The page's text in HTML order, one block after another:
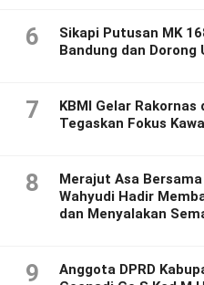
6
Sikapi Putusan MK
Bandung dan Dorong
7
KBMI Gelar Rakornas
Tegaskan Fokus
8
Merajut Asa
Wahyudi Hadir
dan Menyalakan
9
Anggota DPRD